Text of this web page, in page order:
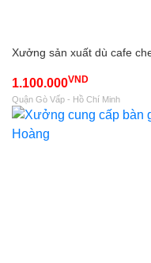
Xưởng sản xuất dù cafe
1.100.000VND
Quận Gò Vấp - Hồ Chí Minh